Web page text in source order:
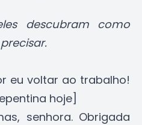
descubram como
eu voltar ao trabalho!
hoje]
senhora. Obrigada